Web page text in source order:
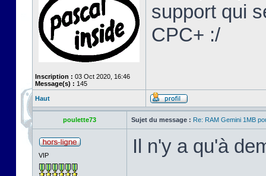
Inscription : 03 Oct 2020, 16:46
Message(s) : 145
support qui
CPC+ :/
Haut
poulette73 Sujet du message : Re: RAM Gemini 1MB
VIP Il n'y a qu'à